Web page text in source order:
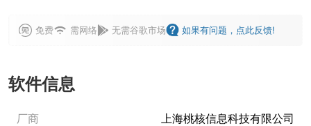
免费 需网络 无需谷歌市场 如果有问题，点此反馈!
软件信息
厂商 上海桃核信息科技有限公司